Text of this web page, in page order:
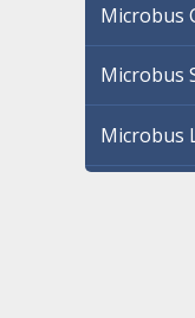
Microbus
Microbus
Microbus